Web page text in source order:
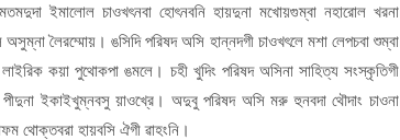
ইমালোল চাওখৎনবা হোৎনবনি হায়দুনা মখোয়গুম্বা নহারোল খরনা
লৈরম্মোয়। ঙসিদি পরিষদ অসি হান্নদগী চাওখৎলে মশা লেপচবা শুম্বা
কয়া পুথোকপা ঙমলে। চহী খুদিং পরিষদ অসিনা সাহিত্য সংস্কৃতিগী
ইকাইখুম্নবসু য়াওখ্রে। অদুবু পরিষদ অসি মরু হুনবদা থৌদাং চাওনা
থোক্তবরা হায়বসি ঐগী ৱাহংনি।